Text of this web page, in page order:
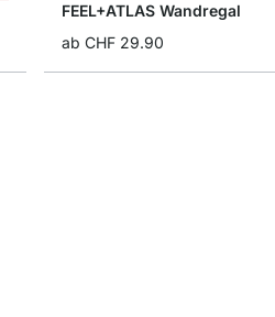
FEEL+ATLAS Wandregal
ab CHF 29.90